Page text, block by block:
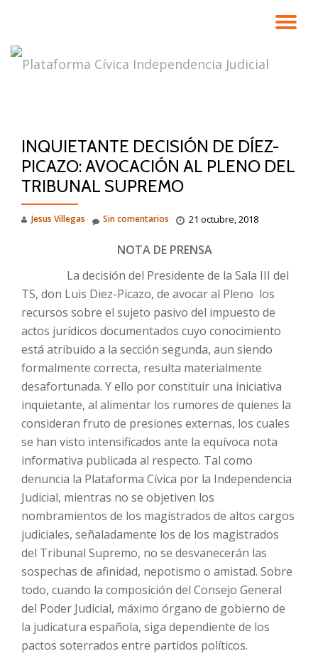
contenido
INQUIETANTE DECISIÓN DE DÍEZ-
PICAZO: AVOCACIÓN AL PLENO DEL
TRIBUNAL SUPREMO
Jesus Villegas 21 octubre, 2018
Sin comentarios
NOTA DE PRENSA
La decisión del Presidente de la Sala III del
TS, don Luis Diez-Picazo, de avocar al Pleno los
recursos sobre el sujeto pasivo del impuesto de
actos jurídicos documentados cuyo conocimiento
está atribuido a la sección segunda, aun siendo
formalmente correcta, resulta materialmente
desafortunada. Y ello por constituir una iniciativa
inquietante, al alimentar los rumores de quienes la
consideran fruto de presiones externas, los cuales
se han visto intensificados ante la equívoca nota
informativa publicada al respecto. Tal como
denuncia la Plataforma Cívica por la Independencia
Judicial, mientras no se objetiven los
nombramientos de los magistrados de altos cargos
judiciales, señaladamente los de los magistrados
del Tribunal Supremo, no se desvanecerán las
sospechas de afinidad, nepotismo o amistad. Sobre
todo, cuando la composición del Consejo General
del Poder Judicial, máximo órgano de gobierno de
la judicatura española, siga dependiente de los
pactos soterrados entre partidos políticos.